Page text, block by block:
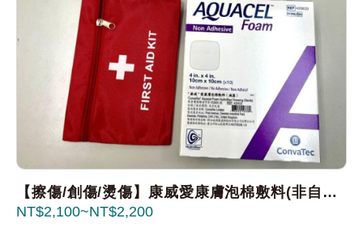
【擦傷/創傷/燙傷】康威愛康膚泡棉敷料(非自黏
性) Aquacel Foam 10x10cm/15x15cm
2,100 2,200